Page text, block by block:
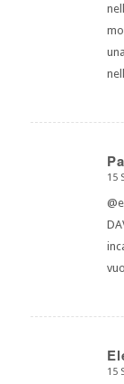
15
15